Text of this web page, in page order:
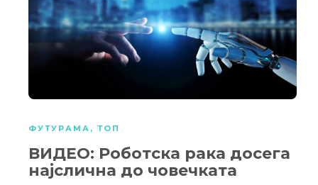
ФУТУРАМА , ТОП
ВИДЕО: Роботска рака досега
најслична до човечката